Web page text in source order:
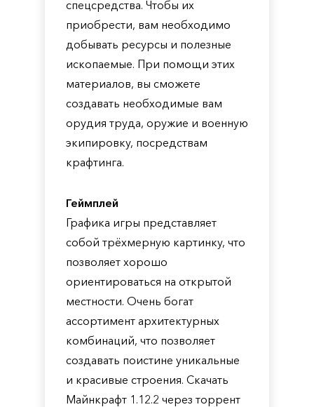
спецсредства. Чтобы их
приобрести, вам необходимо
добывать ресурсы и полезные
ископаемые. При помощи этих
материалов, вы сможете
создавать необходимые вам
орудия труда, оружие и военную
экипировку, посредствам
крафтинга.
Геймплей
Графика игры представляет
собой трёхмерную картинку, что
позволяет хорошо
ориентироваться на открытой
местности. Очень богат
ассортимент архитектурных
комбинаций, что позволяет
создавать поистине уникальные
и красивые строения. Скачать
Майнкрафт 1.12.2 через торрент